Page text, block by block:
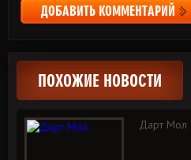
ДОБАВИТЬ КОММЕНТАРИЙ
ПОХОЖИЕ НОВОСТИ
Дарт Мол